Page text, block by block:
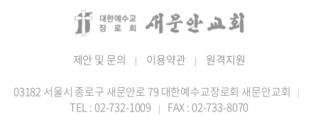
제안 및 문의 | 이용약관 | 원격지원
03182 서울시 종로구 새문안로 79 대한예수교장로회 새문안교회 |
TEL : 02-732-1009 |
FAX : 02-733-8070